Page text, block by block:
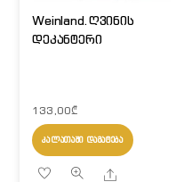
Weinland.ღვინის
დეკანტერი
133,00₾
ᲙᲐᲚᲐᲗᲐᲨᲘ ᲓᲐᲛᲐᲢᲔᲑᲐ
Share